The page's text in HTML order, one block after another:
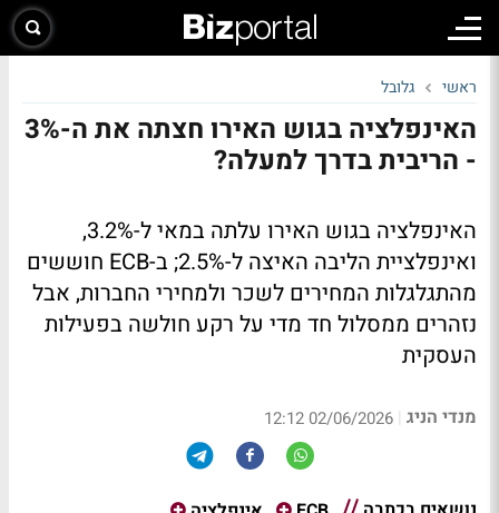
ראשי גלובל
האינפלציה בגוש האירו חצתה את ה-3%
- הריבית בדרך למעלה?
האינפלציה בגוש האירו עלתה במאי ל-3.2%,
ואינפלציית הליבה האיצה ל-2.5%; ב-ECB חוששים
מהתגלגלות המחירים לשכר ולמחירי החברות, אבל
נזהרים ממסלול חד מדי על רקע חולשה בפעילות
העסקית
מנדי הניג |
02/06/2026 12:12